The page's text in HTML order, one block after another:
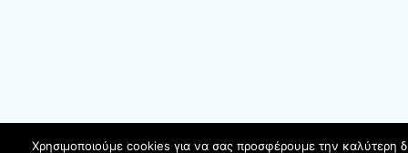
Χρησιμοποιούμε cookies για να σας προσφέρουμε την καλύτερη